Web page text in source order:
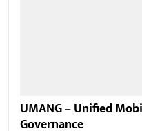
UMANG – Unified
Governance